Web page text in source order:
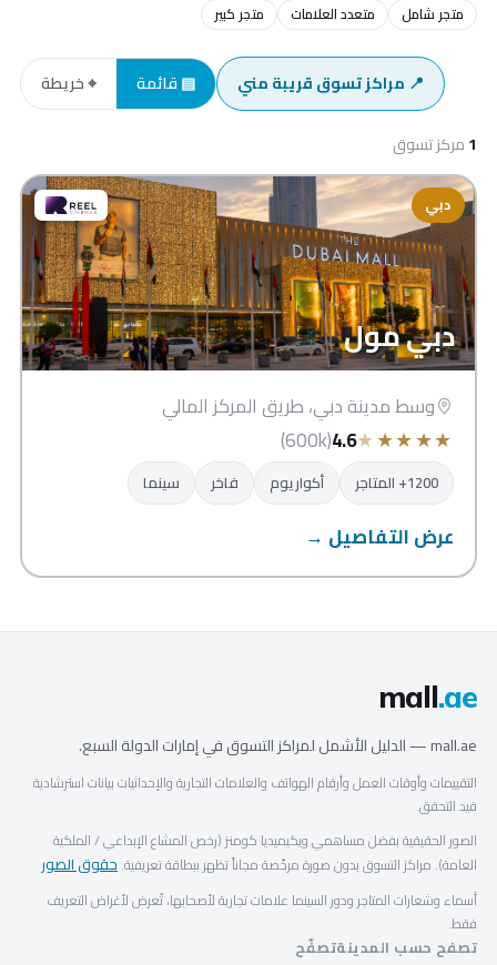
متجر شامل متعدد العلامات متجر كبير
📍 مراكز تسوق قريبة مني ▤ قائمة ⌖ خريطة
1مركز تسوق
دبي
دبي مول
وسط مدينة دبي، طريق المركز المالي
★
★
★
★
★
4.6
(600k)
1200+ المتاجر أكواريوم فاخر سينما
عرض التفاصيل →
mall.ae
mall.ae — الدليل الأشمل لمراكز التسوق في إمارات الدولة السبع.
التقييمات وأوقات العمل وأرقام الهواتف والعلامات التجارية والإحداثيات بيانات استرشادية
قيد التحقق.
الصور الحقيقية بفضل مساهمي ويكيميديا كومنز (رخص المشاع الإبداعي / الملكية
العامة). مراكز التسوق بدون صورة مرخّصة مجاناً تظهر ببطاقة تعريفية. حقوق الصور
أسماء وشعارات المتاجر ودور السينما علامات تجارية لأصحابها، تُعرض لأغراض التعريف
فقط.
تصفح حسب المدينةتصفّح